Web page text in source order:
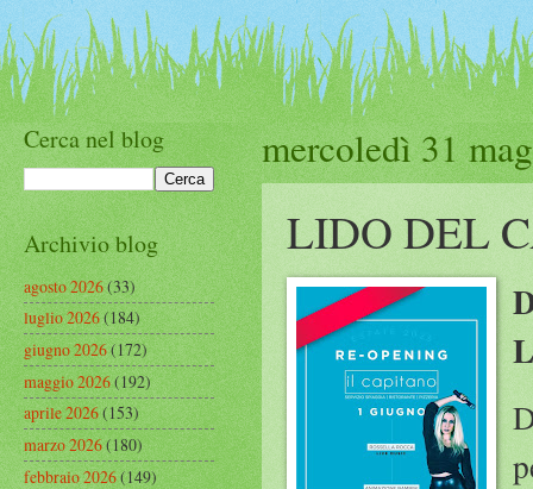
mercoledì 31
LIDO DEL
Cerca nel blog
Archivio blog
agosto 2026(33)
luglio 2026(184)
giugno 2026(172)
maggio 2026(192)
aprile 2026(153)
marzo 2026(180)
febbraio 2026(149)